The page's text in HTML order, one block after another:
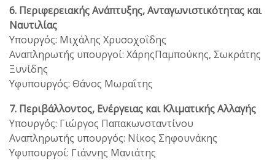
6. Περιφερειακής Ανάπτυξης, Ανταγωνιστικότητας και
Ναυτιλίας
Υπουργός: Μιχάλης Χρυσοχοΐδης
Αναπληρωτής υπουργοί: ΧάρηςΠαμπούκης, Σωκράτης
Ξυνίδης
Υφυπουργός: Θάνος Μωραΐτης
7. Περιβάλλοντος, Ενέργειας και Κλιματικής Αλλαγής
Υπουργός: Γιώργος Παπακωνσταντίνου
Αναπληρωτής υπουργός: Νίκος Σηφουνάκης
Υφυπουργοί: Γιάννης Μανιάτης